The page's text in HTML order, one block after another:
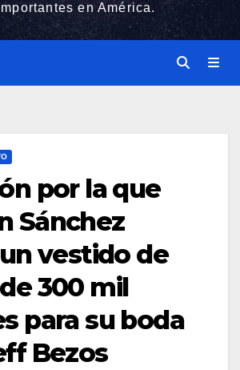
en América.
por la que
Sánchez
vestido de
300 mil
para su boda
Bezos